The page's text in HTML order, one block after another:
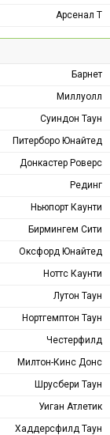
Арсенал Т
Барнет
Миллуолл
Суиндон Таун
Питерборо Юнайтед
Донкастер Роверс
Рединг
Ньюпорт Каунти
Бирмингем Сити
Оксфорд Юнайтед
Ноттс Каунти
Лутон Таун
Нортгемптон Таун
Честерфилд
Милтон-Кинс Донс
Шрусбери Таун
Уиган Атлетик
Хаддерсфилд Таун